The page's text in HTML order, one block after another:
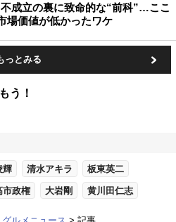
成立の裏に致命的な“前科”…ここ
場価値が低かったワケ
っとみる
う！
輝 清水アキラ 板東英二
市政権 大岩剛 黄川田仁志